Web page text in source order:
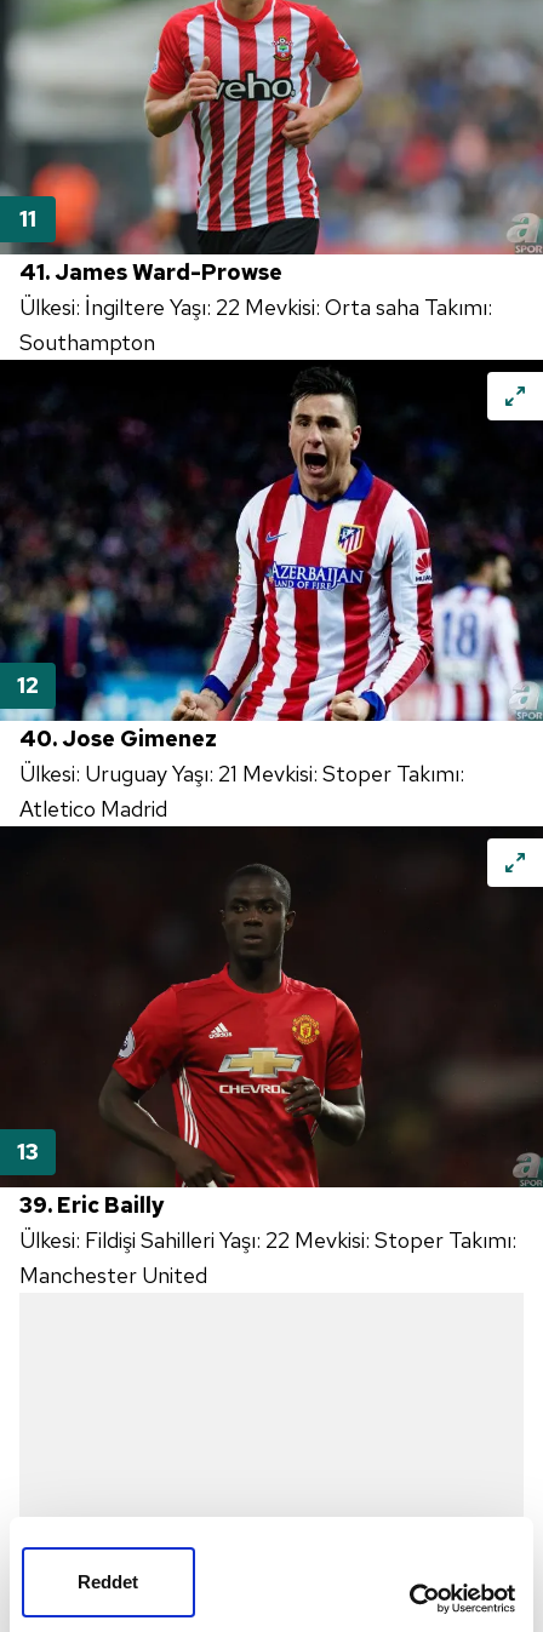
Reddet
41. James Ward-Prowse
Ülkesi: İngiltere Yaşı: 22 Mevkisi: Orta saha Takımı:
Southampton
40. Jose Gimenez
Ülkesi: Uruguay Yaşı: 21 Mevkisi: Stoper Takımı:
Atletico Madrid
39. Eric Bailly
Ülkesi: Fildişi Sahilleri Yaşı: 22 Mevkisi: Stoper Takımı:
Manchester United